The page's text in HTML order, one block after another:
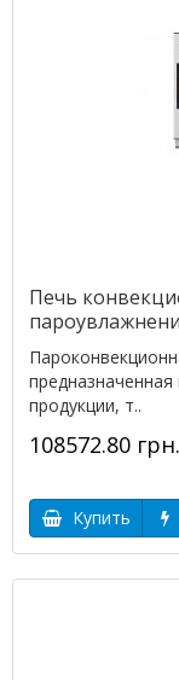
Печь
продукции, т..
108572.80 грн.
Купить